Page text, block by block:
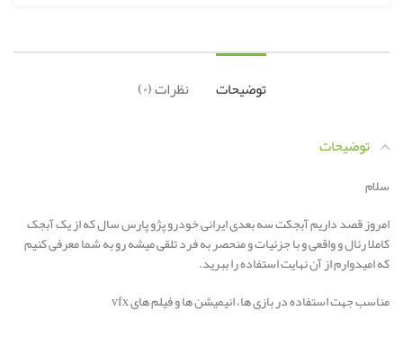
توضیحات
نظرات (۰)
توضیحات
سلام
امروز قصد داریم آبجکت سه بعدی ایرانی خودرو پژو پارس سال که از یک آبجک
کاملا رئال و واقعی و با جزئیات و منحصر به فرد تلقی میشه رو به شما معرفی کنیم
که امیدوارم از آن نهایت استفاده را ببرید.
مناسب جهت استفاده در بازی ها، انیمیشن ها و فیلم های vfx